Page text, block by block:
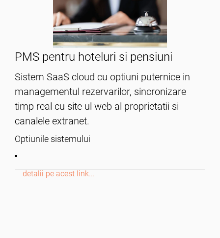
PMS pentru hoteluri si pensiuni
Sistem SaaS cloud cu optiuni puternice in
managementul rezervarilor, sincronizare
timp real cu site ul web al proprietatii si
canalele extranet.
Optiunile sistemului
detalii pe acest link...